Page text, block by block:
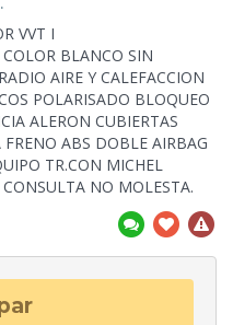
VVT I
BLANCO SIN
AIRE Y CALEFACCION
POLARISADO BLOQUEO
ALERON CUBIERTAS
ABS DOBLE AIRBAG
TR.CON MICHEL
NO MOLESTA.